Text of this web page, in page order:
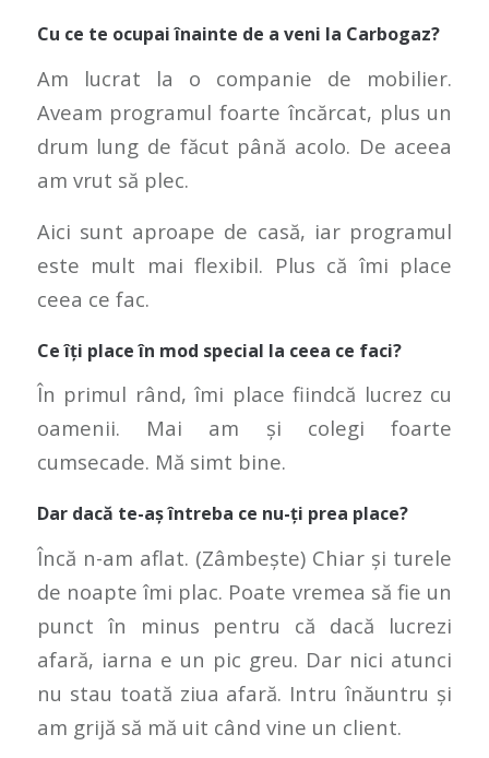
Cu ce te ocupai înainte de a veni la Carbogaz?
Am lucrat la o companie de mobilier.
Aveam programul foarte încărcat, plus un
drum lung de făcut până acolo. De aceea
am vrut să plec.
Aici sunt aproape de casă, iar programul
este mult mai flexibil. Plus că îmi place
ceea ce fac.
Ce îți place în mod special la ceea ce faci?
În primul rând, îmi place fiindcă lucrez cu
oamenii. Mai am și colegi foarte
cumsecade. Mă simt bine.
Dar dacă te-aș întreba ce nu-ți prea place?
Încă n-am aflat. (Zâmbește) Chiar și turele
de noapte îmi plac. Poate vremea să fie un
punct în minus pentru că dacă lucrezi
afară, iarna e un pic greu. Dar nici atunci
nu stau toată ziua afară. Intru înăuntru și
am grijă să mă uit când vine un client.